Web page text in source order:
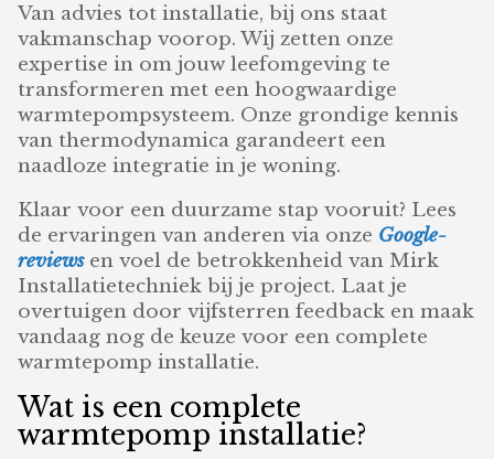
Van advies tot installatie, bij ons staat
vakmanschap voorop. Wij zetten onze
expertise in om jouw leefomgeving te
transformeren met een hoogwaardige
warmtepompsysteem. Onze grondige kennis
van thermodynamica garandeert een
naadloze integratie in je woning.
Klaar voor een duurzame stap vooruit? Lees
de ervaringen van anderen via onze Google-
reviewsen voel de betrokkenheid van Mirk
Installatietechniek bij je project. Laat je
overtuigen door vijfsterren feedback en maak
vandaag nog de keuze voor een complete
warmtepomp installatie.
Wat is een complete
warmtepomp installatie?